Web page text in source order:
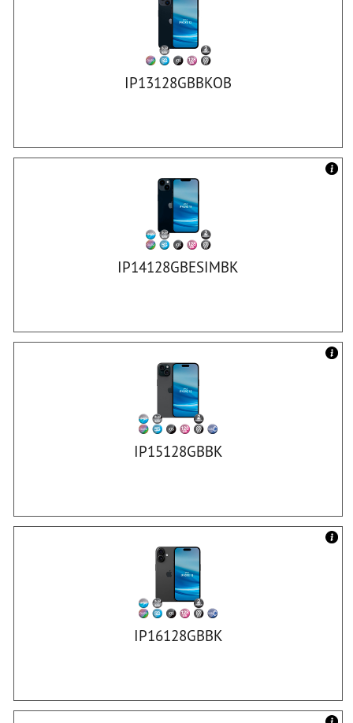
IP13128GBBKOB
IP14128GBESIMBK
IP15128GBBK
IP16128GBBK